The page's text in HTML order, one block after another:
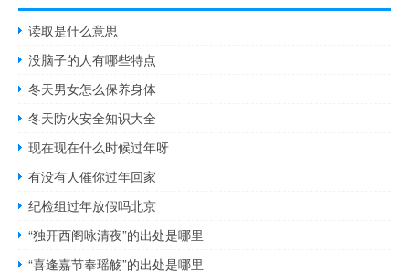
读取是什么意思
没脑子的人有哪些特点
冬天男女怎么保养身体
冬天防火安全知识大全
现在现在什么时候过年呀
有没有人催你过年回家
纪检组过年放假吗北京
“独开西阁咏清夜”的出处是哪里
“喜逢嘉节奉瑶觞”的出处是哪里